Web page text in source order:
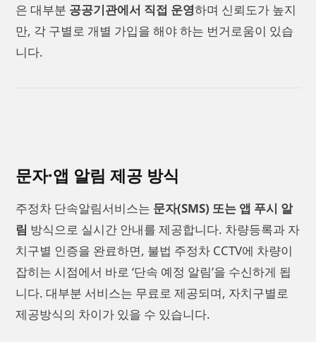
은 대부분 공공기관에서 직접 운영하며 신뢰도가 높지
만, 각 구별로 개별 가입을 해야 하는 번거로움이 있습
니다.
문자·앱 알림 제공 방식
주정차 단속알림서비스는 문자(SMS) 또는 앱 푸시 알
림 방식으로 실시간 안내를 제공합니다. 차량등록과 자
치구별 인증을 완료하면, 불법 주정차 CCTV에 차량이
잡히는 시점에서 바로 ‘단속 예정 알림’을 수신하게 됩
니다. 대부분 서비스는 무료로 제공되며, 자치구별로
제공방식의 차이가 있을 수 있습니다.